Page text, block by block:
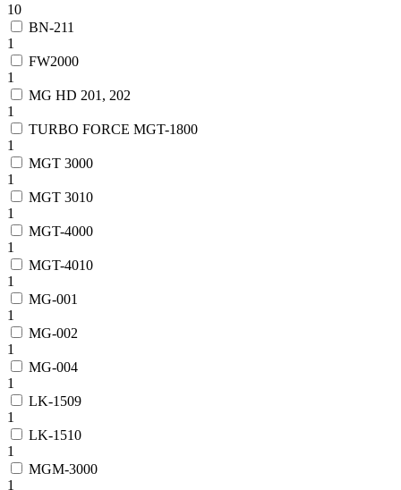
10
BN-211
1
FW2000
1
MG HD 201, 202
1
TURBO FORCE MGT-1800
1
MGT 3000
1
MGT 3010
1
MGT-4000
1
MGT-4010
1
MG-001
1
MG-002
1
MG-004
1
LK-1509
1
LK-1510
1
MGM-3000
1